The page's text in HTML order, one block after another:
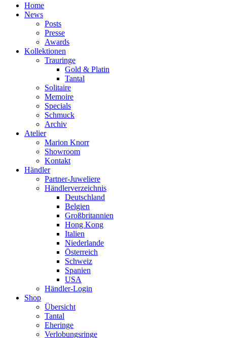
Home
News
Posts
Presse
Awards
Kollektionen
Trauringe
Gold & Platin
Tantal
Solitaire
Memoire
Specials
Schmuck
Archiv
Atelier
Marion Knorr
Showroom
Kontakt
Händler
Partner-Juweliere
Händlerverzeichnis
Deutschland
Belgien
Großbritannien
Hong Kong
Italien
Niederlande
Österreich
Schweiz
Spanien
USA
Händler-Login
Shop
Übersicht
Tantal
Eheringe
Verlobungsringe